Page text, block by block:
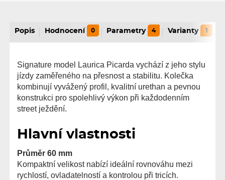
Popis Hodnocení 0 Parametry 4 Varianty 1
Signature model Laurica Picarda vychází z jeho stylu
jízdy zaměřeného na přesnost a stabilitu. Kolečka
kombinují vyvážený profil, kvalitní urethan a pevnou
konstrukci pro spolehlivý výkon při každodenním
street ježdění.
Hlavní vlastnosti
Průměr 60 mm
Kompaktní velikost nabízí ideální rovnováhu mezi
rychlostí, ovladatelností a kontrolou při tricích.